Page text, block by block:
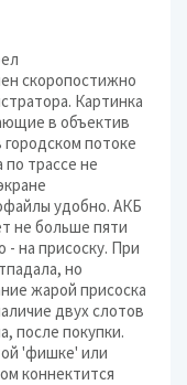
скоропостижно
Картинка
в объектив
потоке
трассе не
удобно. АКБ
не больше пяти
- на присоску. При
но
жарой присоска
двух слотов
после покупки.
'фишке' или
коннектится